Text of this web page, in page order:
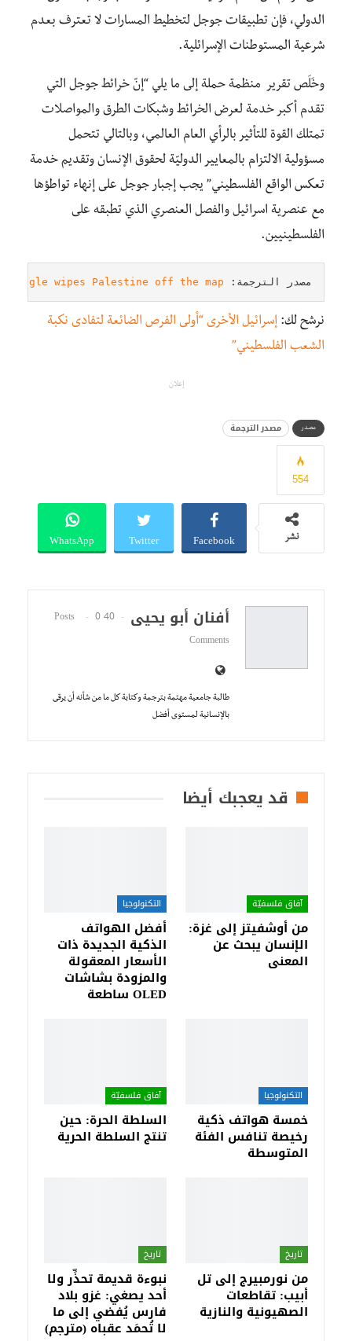
الدولي، فإن تطبيقات جوجل لتخطيط المسارات لا تعترف بعدم
شرعية المستوطنات الإسرائلية.
وخَلَص تقرير منظمة حملة إلى ما يلي “إنّ خرائط جوجل التي
تقدم أكبر خدمة لعرض الخرائط وشبكات الطرق والمواصلات
تمتلك القوة للتأثير بالرأي العام العالمي، وبالتالي تتحمل
مسؤولية الالتزام بالمعايير الدوليّة لحقوق الإنسان وتقديم خدمة
تعكس الواقع الفلسطيني” يجب إجبار جوجل على إنهاء تواطؤها
مع عنصرية اسرائيل والفصل العنصري الذي تطبقه على
الفلسطينيين.
مصدر الترجمة: Google wipes Palestine off the map
نرشح لك: إسرائيل الأخرى “أولى الفرص الضائعة لتفادى نكبة
الشعب الفلسطيني”
إعلان
مصدر مصدر الترجمة
554
نشر Facebook
Twitter
WhatsApp
أفنان أبو يحيى 40 Posts
0
Comments
طالبة جامعية مهتمة بترجمة وكتابة كل ما من شأنه أن يرقى
بالإنسانية لمستوى أفضل
قد يعجبك أيضا
آفاق فلسفيّة‎
من أوشفيتز إلى غزة:
الإنسان يبحث عن
المعنى
التكنولوجيا
أفضل الهواتف
الذكية الجديدة ذات
الأسعار المعقولة
والمزودة بشاشات
OLED ساطعة
التكنولوجيا
خمسة هواتف ذكية
رخيصة تنافس الفئة
المتوسطة
آفاق فلسفيّة‎
السلطة الحرة: حين
تنتج السلطة الحرية
تاريخ
من نورمبيرج إلى تل
أبيب: تقاطعات
الصهيونية والنازية
تاريخ
نبوءة قديمة تحذِّر ولا
أحد يصغي: غزو بلاد
فارس يُفضي إلى ما
لا تُحمَد عقباه (مترجم)